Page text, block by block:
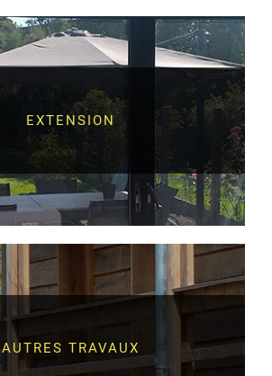
EXTENSION
AUTRES TRAVAUX